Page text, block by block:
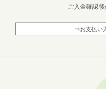
賞しました
ご入金確認後
⇒お支払い